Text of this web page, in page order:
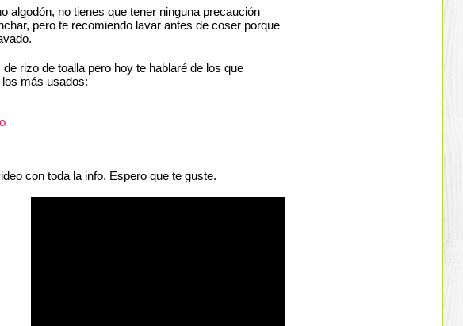
algodón, no tienes que tener ninguna precaución
pero te recomiendo lavar antes de coser porque
rizo de toalla pero hoy te hablaré de los que
más usados:
con toda la info. Espero que te guste.